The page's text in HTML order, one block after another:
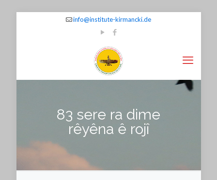
info@institute-kirmancki.de
83 sere ra dime
rêyêna ê rojî